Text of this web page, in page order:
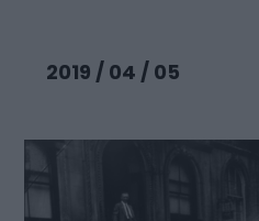
2019 / 04 / 05